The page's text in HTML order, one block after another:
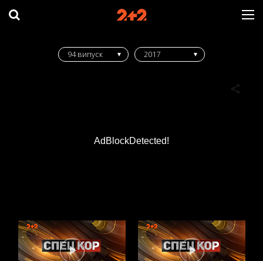
AdBlockDetected!
94 випуск 2017